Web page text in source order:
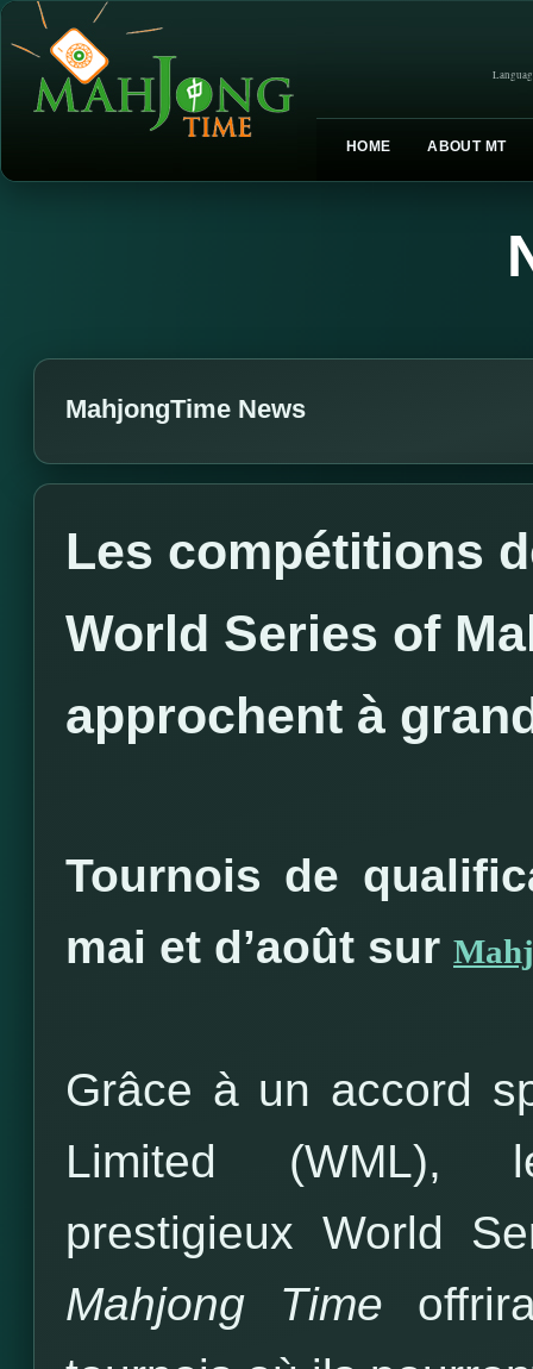
HOME ABOUT MT
MahjongTime News
Les compétitions
World Series of
approchent à
Tournois de
mai et d’août sur
Grâce à un accord
Limited (WML),
prestigieux World
Mahjong Time